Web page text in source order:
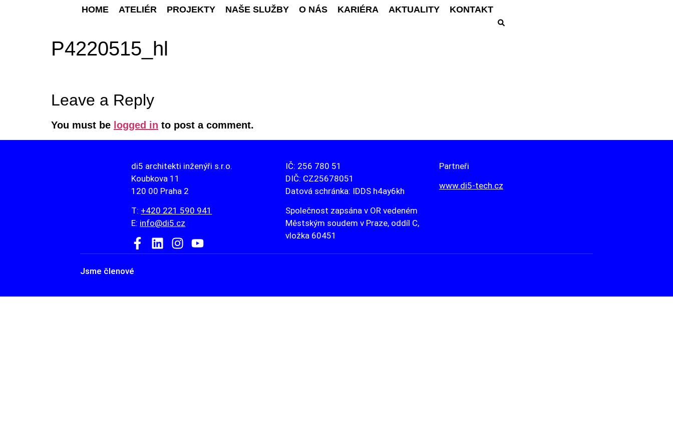
HOME ATELIÉR PROJEKTY NAŠE SLUŽBY O NÁS KARIÉRA AKTUALITY KONTAKT
P4220515_hl
Leave a Reply
You must be logged in to post a comment.
di5 architekti inženýři s.r.o.
Koubkova 11
120 00 Praha 2
T: +420 221 590 941
E: info@di5.cz
IČ: 256 780 51
DIČ: CZ25678051
Datová schránka: IDDS h4ay6kh
Společnost zapsána v OR vedeném
Městským soudem v Praze, oddíl C,
vložka 60451
Partneři
www.di5-tech.cz
Jsme členové